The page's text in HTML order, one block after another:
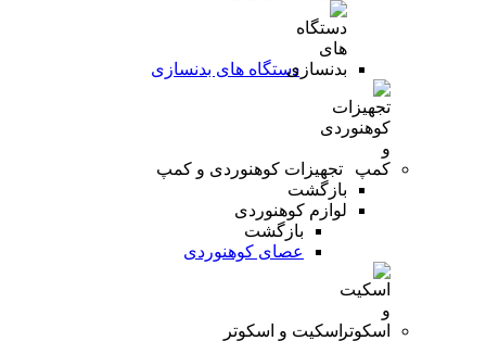
دستگاه های بدنسازی
تجهیزات کوهنوردی و کمپ
بازگشت
لوازم کوهنوردی
بازگشت
عصای کوهنوردی
اسکیت و اسکوتر